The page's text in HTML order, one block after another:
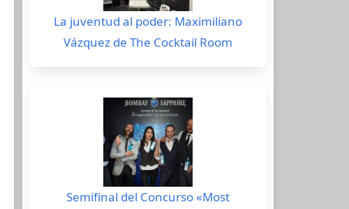
La juventud al poder: Maximiliano
Vázquez de The Cocktail Room
Semifinal del Concurso «Most